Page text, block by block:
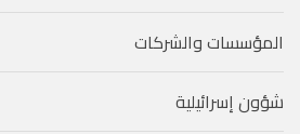
المؤسسات والشركات
شؤون إسرائيلية